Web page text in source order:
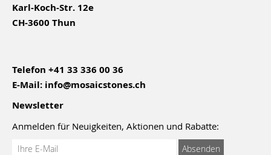
Karl-Koch-Str. 12e
CH-3600 Thun
Telefon +41 33 336 00 36
E-Mail: info@mosaicstones.ch
Newsletter
Anmelden für Neuigkeiten, Aktionen und Rabatte:
Anmeldung
Absenden